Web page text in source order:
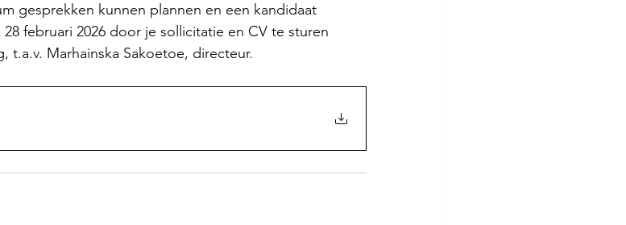
gesprekken kunnen plannen en een kandidaat
februari 2026 door je sollicitatie en CV te sturen
, t.a.v. Marhainska Sakoetoe, directeur.